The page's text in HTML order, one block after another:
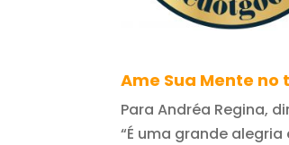
Ame Sua Mente
Para Andréa Regina,
“É uma grande